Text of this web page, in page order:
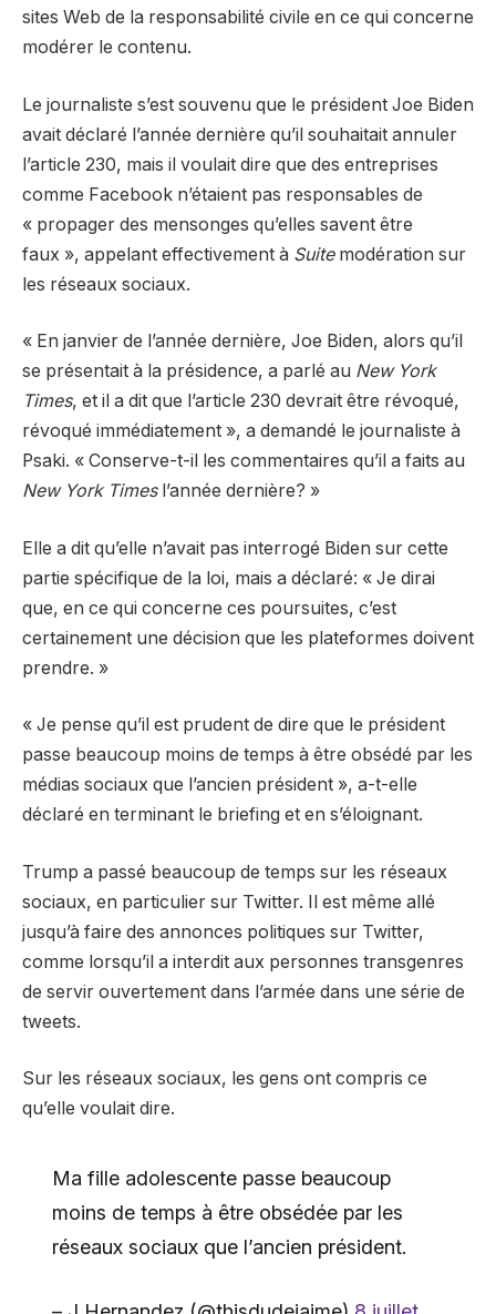
sites Web de la responsabilité civile en ce qui concerne
modérer le contenu.
Le journaliste s’est souvenu que le président Joe Biden
avait déclaré l’année dernière qu’il souhaitait annuler
l’article 230, mais il voulait dire que des entreprises
comme Facebook n’étaient pas responsables de
« propager des mensonges qu’elles savent être
faux », appelant effectivement à Suite modération sur
les réseaux sociaux.
« En janvier de l’année dernière, Joe Biden, alors qu’il
se présentait à la présidence, a parlé au New York
Times, et il a dit que l’article 230 devrait être révoqué,
révoqué immédiatement », a demandé le journaliste à
Psaki. « Conserve-t-il les commentaires qu’il a faits au
New York Timesl’année dernière? »
Elle a dit qu’elle n’avait pas interrogé Biden sur cette
partie spécifique de la loi, mais a déclaré: « Je dirai
que, en ce qui concerne ces poursuites, c’est
certainement une décision que les plateformes doivent
prendre. »
« Je pense qu’il est prudent de dire que le président
passe beaucoup moins de temps à être obsédé par les
médias sociaux que l’ancien président », a-t-elle
déclaré en terminant le briefing et en s’éloignant.
Trump a passé beaucoup de temps sur les réseaux
sociaux, en particulier sur Twitter. Il est même allé
jusqu’à faire des annonces politiques sur Twitter,
comme lorsqu’il a interdit aux personnes transgenres
de servir ouvertement dans l’armée dans une série de
tweets.
Sur les réseaux sociaux, les gens ont compris ce
qu’elle voulait dire.
Ma fille adolescente passe beaucoup
moins de temps à être obsédée par les
réseaux sociaux que l’ancien président.